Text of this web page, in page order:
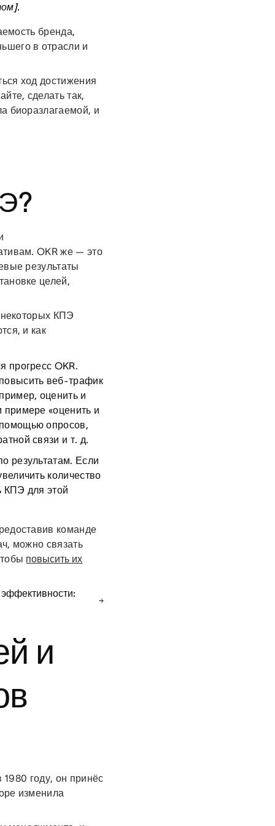
.
бренда,
в отрасли и
ход достижения
сделать так,
биоразлагаемой, и
OKR же — это
результаты
целей,
КПЭ
и как
прогресс OKR.
веб-трафик
оценить и
примере «оценить и
опросов,
связи и т. д.
результатам. Если
количество
КПЭ для этой
команде
можно связать
повысить их
и
году, он принёс
изменила